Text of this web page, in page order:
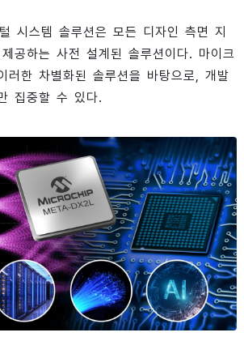
시스템 솔루션은 모든 디자인 측면 지
공하는 사전 설계된 솔루션이다. 마이크
러한 차별화된 솔루션을 바탕으로, 개발
집중할 수 있다.